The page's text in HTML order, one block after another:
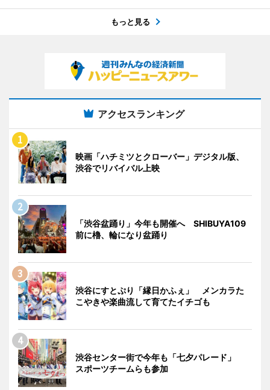
もっと見る
アクセスランキング
映画「ハチミツとクローバー」デジタル版、
渋谷でリバイバル上映
「渋谷盆踊り」今年も開催へ SHIBUYA109
前に櫓、輪になり盆踊り
渋谷にすとぷり「縁日かふぇ」 メンカラた
こやきや楽曲流して育てたイチゴも
渋谷センター街で今年も「七夕パレード」
スポーツチームらも参加